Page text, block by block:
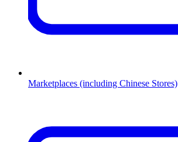
Marketplaces (including Chinese Stores)